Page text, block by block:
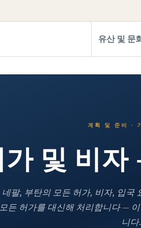
유산 및 문
계획 및 준비 ·
가 및 비
네팔, 부탄의 모든 허가, 비자, 입국
든 허가를 대신해 처리합니다 —
니다.